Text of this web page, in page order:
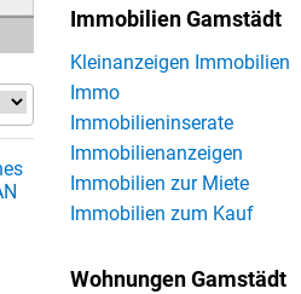
Immobilien Gamstädt
Kleinanzeigen Immobilien
Immo
Immobilieninserate
Immobilienanzeigen
Immobilien zur Miete
Immobilien zum Kauf
Wohnungen Gamstädt